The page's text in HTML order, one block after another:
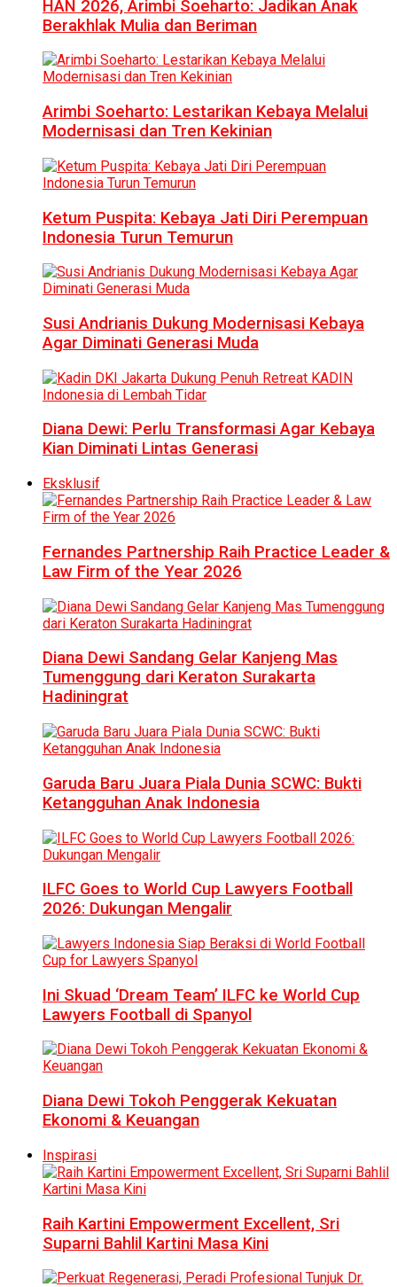
HAN 2026, Arimbi Soeharto: Jadikan Anak
Berakhlak Mulia dan Beriman
Arimbi Soeharto: Lestarikan Kebaya Melalui
Modernisasi dan Tren Kekinian
Ketum Puspita: Kebaya Jati Diri Perempuan
Indonesia Turun Temurun
Susi Andrianis Dukung Modernisasi Kebaya
Agar Diminati Generasi Muda
Diana Dewi: Perlu Transformasi Agar Kebaya
Kian Diminati Lintas Generasi
Eksklusif
Fernandes Partnership Raih Practice Leader &
Law Firm of the Year 2026
Diana Dewi Sandang Gelar Kanjeng Mas
Tumenggung dari Keraton Surakarta
Hadiningrat
Garuda Baru Juara Piala Dunia SCWC: Bukti
Ketangguhan Anak Indonesia
ILFC Goes to World Cup Lawyers Football
2026: Dukungan Mengalir
Ini Skuad ‘Dream Team’ ILFC ke World Cup
Lawyers Football di Spanyol
Diana Dewi Tokoh Penggerak Kekuatan
Ekonomi & Keuangan
Inspirasi
Raih Kartini Empowerment Excellent, Sri
Suparni Bahlil Kartini Masa Kini